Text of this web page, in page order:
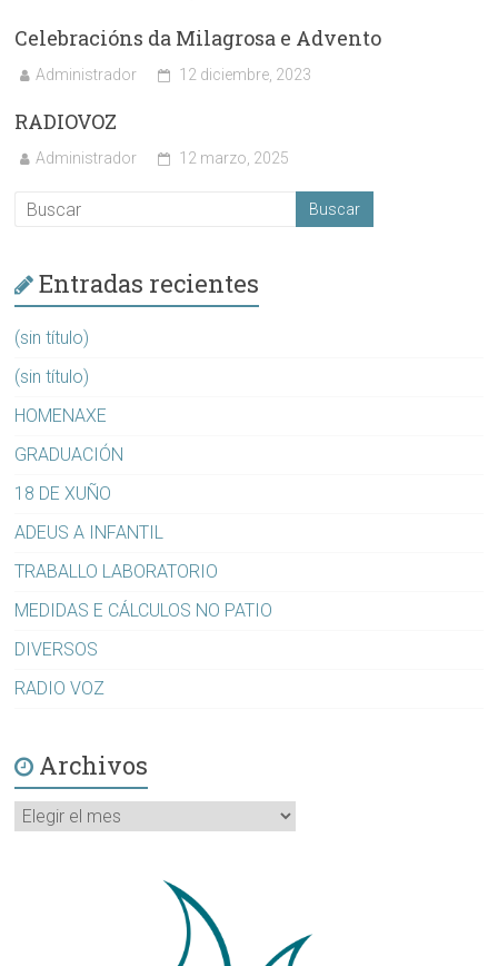
Celebracións da Milagrosa e Advento
Administrador 12 diciembre, 2023
RADIOVOZ
Administrador 12 marzo, 2025
Entradas recientes
(sin título)
(sin título)
HOMENAXE
GRADUACIÓN
18 DE XUÑO
ADEUS A INFANTIL
TRABALLO LABORATORIO
MEDIDAS E CÁLCULOS NO PATIO
DIVERSOS
RADIO VOZ
Archivos
Archivos